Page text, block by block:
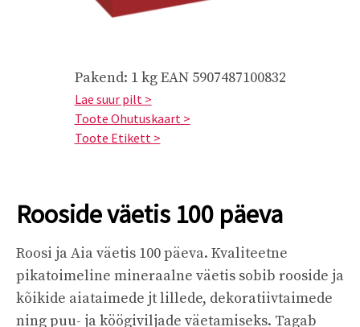
Pakend: 1 kg EAN 5907487100832
Lae suur pilt >
Toote Ohutuskaart >
Toote Etikett >
Rooside väetis 100 päeva
Roosi ja Aia väetis 100 päeva. Kvaliteetne
pikatoimeline mineraalne väetis sobib rooside ja
kõikide aiataimede jt lillede, dekoratiivtaimede
ning puu- ja köögiviljade väetamiseks. Tagab